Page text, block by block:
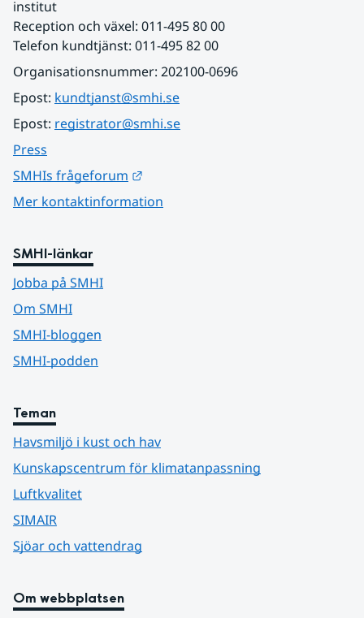
institut
Reception och växel: 011-495 80 00
Telefon kundtjänst: 011-495 82 00
Organisationsnummer: 202100-0696
Epost: kundtjanst@smhi.se
Epost: registrator@smhi.se
Press
SMHIs frågeforum
Mer kontaktinformation
SMHI-länkar
Jobba på SMHI
Om SMHI
SMHI-bloggen
SMHI-podden
Teman
Havsmiljö i kust och hav
Kunskapscentrum för klimatanpassning
Luftkvalitet
SIMAIR
Sjöar och vattendrag
Om webbplatsen